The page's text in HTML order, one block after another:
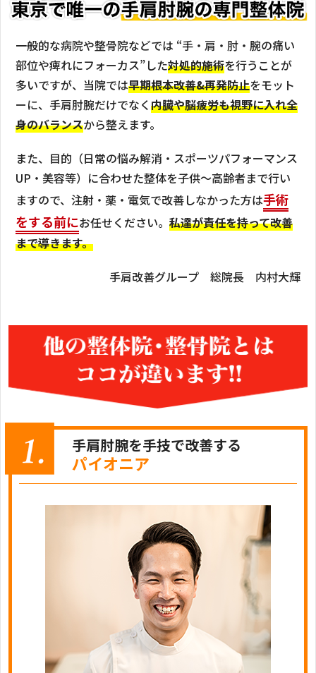
一般的な病院や整骨院などでは “手・肩・肘・腕の痛い
部位や痺れにフォーカス”した対処的施術を行うことが
多いですが、当院では早期根本改善&再発防止をモット
ーに、手肩肘腕だけでなく内臓や脳疲労も視野に入れ全
身のバランスから整えます。
また、目的（日常の悩み解消・スポーツパフォーマンス
UP・美容等）に合わせた整体を子供〜高齢者まで行い
ますので、注射・薬・電気で改善しなかった方は手術
をする前にお任せください。 私達が責任を持って改善
まで導きます。
手肩改善グループ 総院長 内村大輝
手肩肘腕を手技で改善する
パイオニア